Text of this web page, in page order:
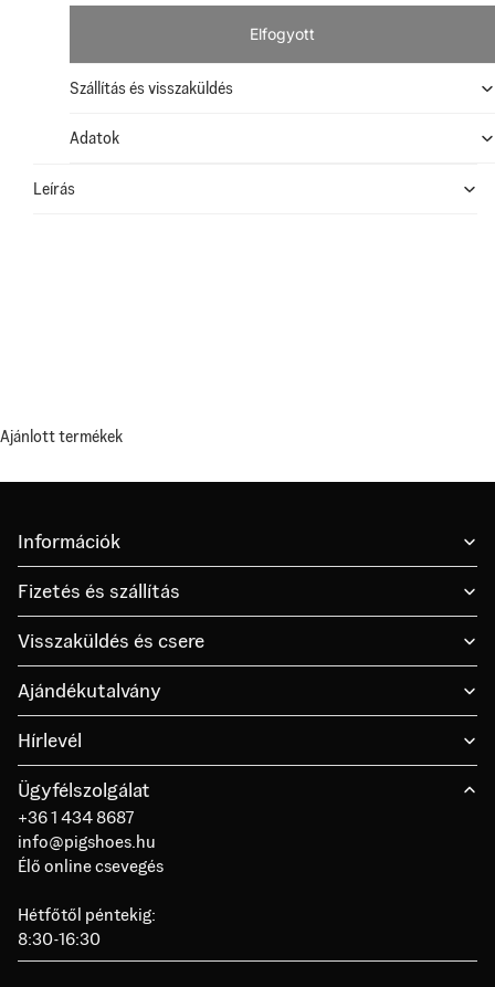
Elfogyott
Szállítás és visszaküldés
Adatok
Leírás
Ajánlott termékek
Információk
Fizetés és szállítás
Visszaküldés és csere
Ajándékutalvány
Hírlevél
Ügyfélszolgálat
+36 1 434 8687
info@pigshoes.hu
Élő online csevegés
Hétfőtől péntekig:
8:30-16:30